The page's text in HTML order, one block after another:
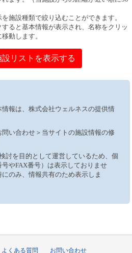
施設種類で絞り込むことができます。
ると基本情報が表示され、名称をクリッ
動します。
リストを表示する
報は、株式会社ウェルネスの提供情
い合わせ＞当サイトの施設情報の修
討を目的として運営しているため、個
やFAX番号）は表示しておりませ
のみ、情報共有のため表示しま
よくある質問 お問い合わせ